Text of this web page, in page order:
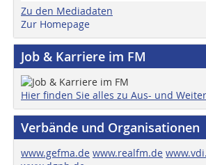
Zu den Mediadaten
Zur Homepage
Job & Karriere im FM
Hier finden Sie alles zu Aus- und
Verbände und Organisationen
www.gefma.de www.realfm.de